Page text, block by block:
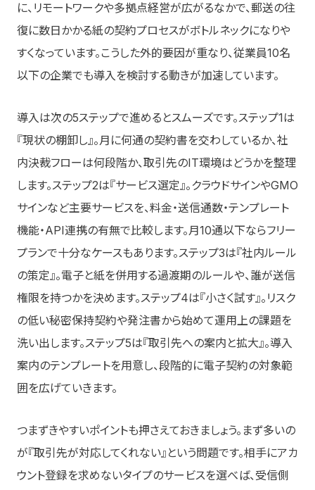
に、リモートワークや多拠点経営が広がるなかで、郵送の往
復に数日かかる紙の契約プロセスがボトルネックになりや
すくなっています。こうした外的要因が重なり、従業員10名
以下の企業でも導入を検討する動きが加速しています。
導入は次の5ステップで進めるとスムーズです。ステップ1は
『現状の棚卸し』。月に何通の契約書を交わしているか、社
内決裁フローは何段階か、取引先のIT環境はどうかを整理
します。ステップ2は『サービス選定』。クラウドサインやGMO
サインなど主要サービスを、料金・送信通数・テンプレート
機能・API連携の有無で比較します。月10通以下ならフリー
プランで十分なケースもあります。ステップ3は『社内ルール
の策定』。電子と紙を併用する過渡期のルールや、誰が送信
権限を持つかを決めます。ステップ4は『小さく試す』。リスク
の低い秘密保持契約や発注書から始めて運用上の課題を
洗い出します。ステップ5は『取引先への案内と拡大』。導入
案内のテンプレートを用意し、段階的に電子契約の対象範
囲を広げていきます。
つまずきやすいポイントも押さえておきましょう。まず多いの
が『取引先が対応してくれない』という問題です。相手にアカ
ウント登録を求めないタイプのサービスを選べば、受信側